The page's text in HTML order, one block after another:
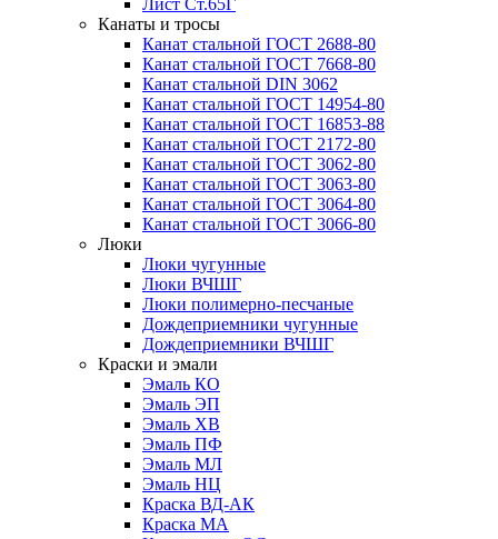
Лист Ст.65Г
Канаты и тросы
Канат стальной ГОСТ 2688-80
Канат стальной ГОСТ 7668-80
Канат стальной DIN 3062
Канат стальной ГОСТ 14954-80
Канат стальной ГОСТ 16853-88
Канат стальной ГОСТ 2172-80
Канат стальной ГОСТ 3062-80
Канат стальной ГОСТ 3063-80
Канат стальной ГОСТ 3064-80
Канат стальной ГОСТ 3066-80
Люки
Люки чугунные
Люки ВЧШГ
Люки полимерно-песчаные
Дождеприемники чугунные
Дождеприемники ВЧШГ
Краски и эмали
Эмаль КО
Эмаль ЭП
Эмаль ХВ
Эмаль ПФ
Эмаль МЛ
Эмаль НЦ
Краска ВД-АК
Краска МА